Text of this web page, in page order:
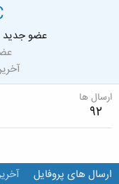
عضو جدید
ارسال ها
92
ارسال های پروفایل